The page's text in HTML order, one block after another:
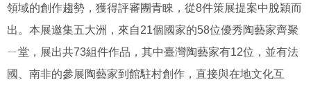
領域的創作趨勢，獲得評審團青睞，從8件策展提案中脫穎而
出。本展邀集五大洲，來自21個國家的58位優秀陶藝家齊聚
ㄧ堂，展出共73組件作品，其中臺灣陶藝家有12位，並有法
國、南非的參展陶藝家到館駐村創作，直接與在地文化互